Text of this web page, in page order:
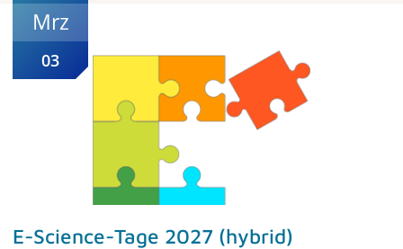
Mrz
03
E-Science-Tage 2027 (hybrid)